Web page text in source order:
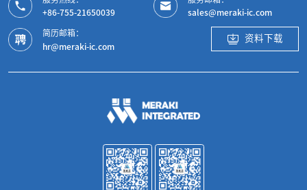
+86-755-21650039
sales@meraki-ic.com
简历邮箱：
hr@meraki-ic.com
资料下载